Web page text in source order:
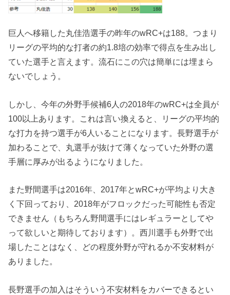
巨人へ移籍した丸佳浩選手の昨年のwRC+は188。つまり
リーグの平均的な打者の約1.8培の効率で得点を生み出し
ていた選手と言えます。流石にこの穴は簡単には埋まら
ないでしょう。
しかし、今年の外野手候補6人の2018年のwRC+は全員が
100以上あります。これは言い換えると、リーグの平均的
な打力を持つ選手が6人いることになります。長野選手が
加わることで、丸選手が抜けて薄くなっていた外野の選
手層に厚みが出るようになりました。
また野間選手は2016年、2017年とwRC+が平均より大き
く下回っており、2018年がフロックだった可能性も否定
できません（もちろん野間選手にはレギュラーとしてや
って欲しいと期待しております）。西川選手も外野で出
場したことはなく、どの程度外野が守れるか不安材料が
ありました。
長野選手の加入はそういう不安材料をカバーできるとい